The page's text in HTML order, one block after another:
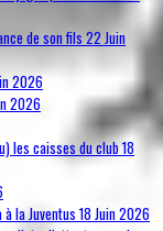
de son fils22 Juin
2026
2026
les caisses du club18
la Juventus 18 Juin 2026